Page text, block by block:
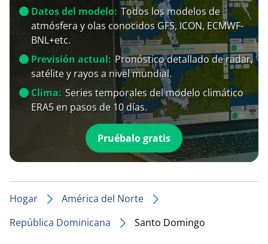
Datos del modelo: Todos los modelos de
atmósfera y olas conocidos GFS, ICON, ECMWF-
BNL+etc.
Previsión actual: Pronóstico detallado de radar,
satélite y rayos a nivel mundial.
Clima: Series temporales del modelo climático
ERA5 en pasos de 10 días.
Pruébalo gratis
Hogar
América del Norte
República Dominicana
Santo Domingo